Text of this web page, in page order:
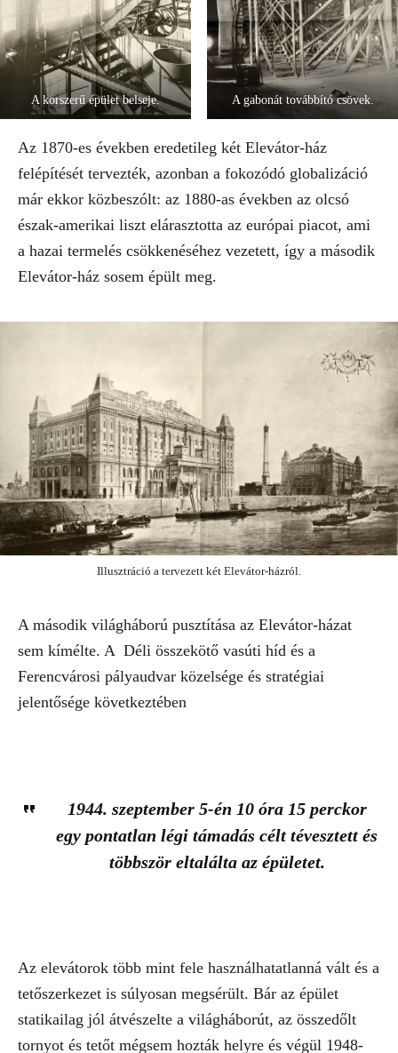
A korszerű épület belseje. A gabonát továbbító csövek.
Az 1870-es években eredetileg két Elevátor-ház
felépítését tervezték, azonban a fokozódó globalizáció
már ekkor közbeszólt: az 1880-as években az olcsó
észak-amerikai liszt elárasztotta az európai piacot, ami
a hazai termelés csökkenéséhez vezetett, így a második
Elevátor-ház sosem épült meg.
Illusztráció a tervezett két Elevátor-házról.
A második világháború pusztítása az Elevátor-házat
sem kímélte. A Déli összekötő vasúti híd és a
Ferencvárosi pályaudvar közelsége és stratégiai
jelentősége következtében
1944. szeptember 5-én 10 óra 15 perckor
egy pontatlan légi támadás célt tévesztett és
többször eltalálta az épületet.
Az elevátorok több mint fele használhatatlanná vált és a
tetőszerkezet is súlyosan megsérült. Bár az épület
statikailag jól átvészelte a világháborút, az összedőlt
tornyot és tetőt mégsem hozták helyre és végül 1948-